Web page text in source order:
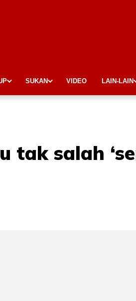
SUKAN VIDEO LAIN-LAIN
tak salah